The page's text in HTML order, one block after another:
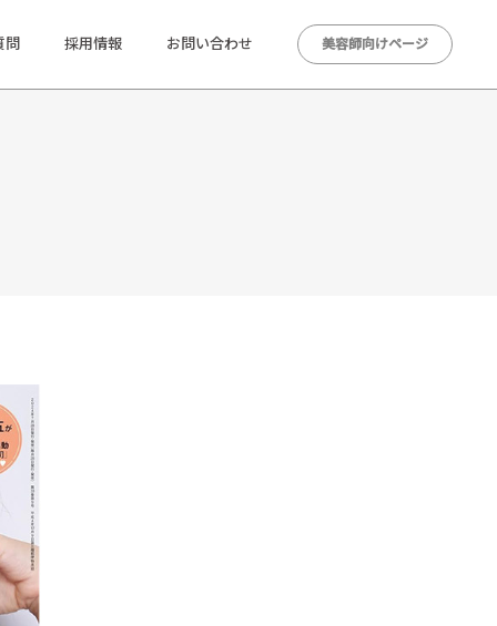
問 採用情報 お問い合わせ 美容師向けページ